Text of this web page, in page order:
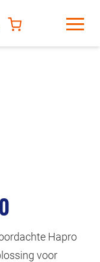
Hapro
voor